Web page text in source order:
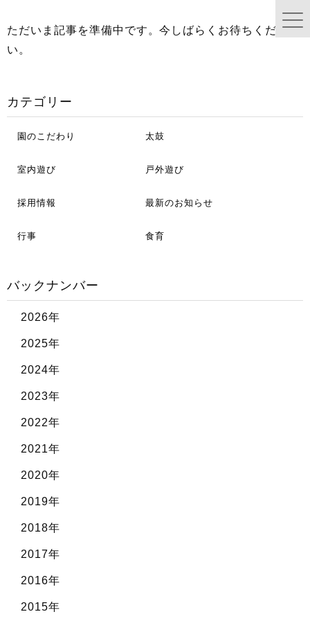
ただいま記事を準備中です。今しばらくお待ちくださ
い。
カテゴリー
園のこだわり 太鼓
室内遊び 戸外遊び
採用情報 最新のお知らせ
行事 食育
バックナンバー
2026年
2025年
2024年
2023年
2022年
2021年
2020年
2019年
2018年
2017年
2016年
2015年